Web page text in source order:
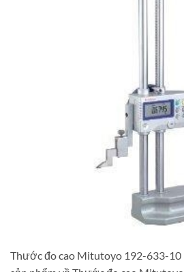
Thước đo cao Mitutoyo 192-633-10